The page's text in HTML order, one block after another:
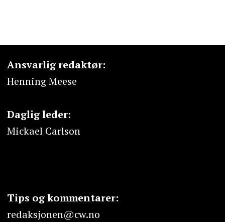
Ansvarlig redaktør:
Henning Meese
Daglig leder:
Mickael Carlson
Tips og kommentarer:
redaksjonen@cw.no